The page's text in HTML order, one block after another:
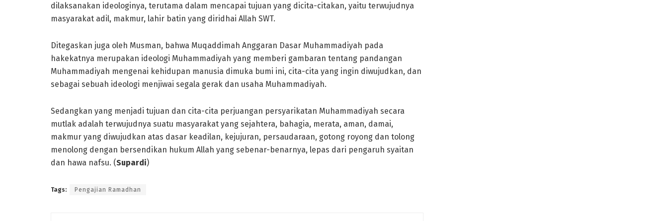
dilaksanakan ideologinya, terutama dalam mencapai tujuan yang dicita-citakan, yaitu terwujudnya
masyarakat adil, makmur, lahir batin yang diridhai Allah SWT.
Ditegaskan juga oleh Musman, bahwa Muqaddimah Anggaran Dasar Muhammadiyah pada
hakekatnya merupakan ideologi Muhammadiyah yang memberi gambaran tentang pandangan
Muhammadiyah mengenai kehidupan manusia dimuka bumi ini, cita-cita yang ingin diwujudkan, dan
sebagai sebuah ideologi menjiwai segala gerak dan usaha Muhammadiyah.
Sedangkan yang menjadi tujuan dan cita-cita perjuangan persyarikatan Muhammadiyah secara
mutlak adalah terwujudnya suatu masyarakat yang sejahtera, bahagia, merata, aman, damai,
makmur yang diwujudkan atas dasar keadilan, kejujuran, persaudaraan, gotong royong dan tolong
menolong dengan bersendikan hukum Allah yang sebenar-benarnya, lepas dari pengaruh syaitan
dan hawa nafsu. (Supardi)
Tags: Pengajian Ramadhan